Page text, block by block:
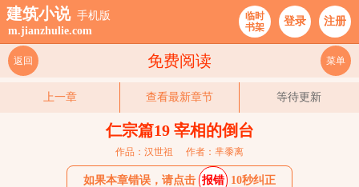
建筑小说 手机版
m.jianzhulie.com
临时
书架
登录 注册
免费阅读
返回 菜单
上一章 查看最新章节 等待更新
仁宗篇19 宰相的倒台
作品：汉世祖 作者：芈黍离
如果本章错误，请点击 报错 10秒纠正